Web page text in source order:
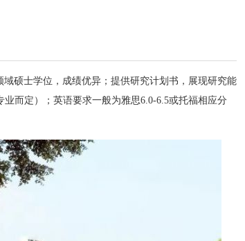
硕士学位，成绩优异；提供研究计划书，展现研究能
而定）；英语要求一般为雅思6.0-6.5或托福相应分